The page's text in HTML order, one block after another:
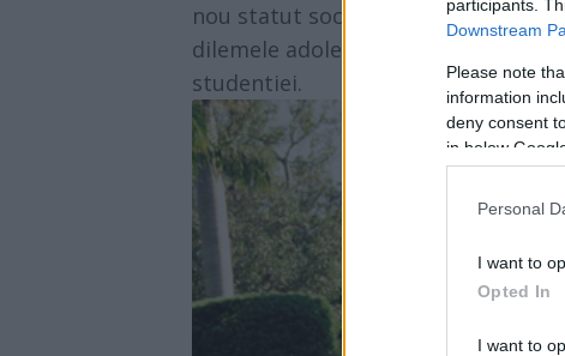
participants.
Downstream
Please note
information
deny consent
in below
Personal
I want to
Opted In
I want to
nou statut social si emotional,
dilemele adolescentei si prin ti-ai
studentiei.